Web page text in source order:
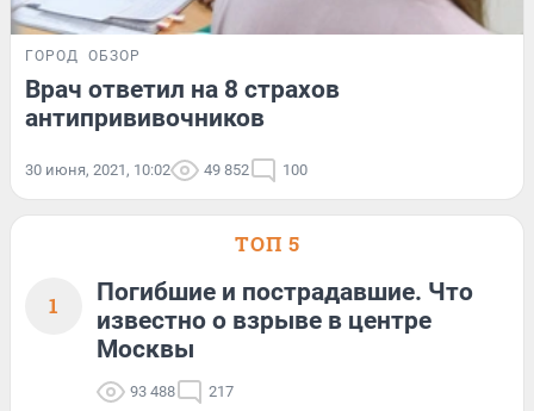
ГОРОД ОБЗОР
Врач ответил на 8 страхов
антипрививочников
30 июня, 2021, 10:02 49 852 100
ТОП 5
1
Погибшие и пострадавшие. Что
известно о взрыве в центре
Москвы
93 488 217